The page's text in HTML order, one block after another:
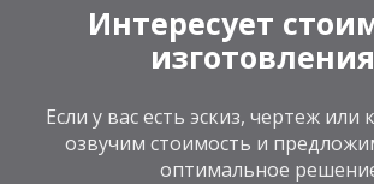
Интересует
Если у вас есть эскиз, чертеж
озвучим стоимость и
оптимальное